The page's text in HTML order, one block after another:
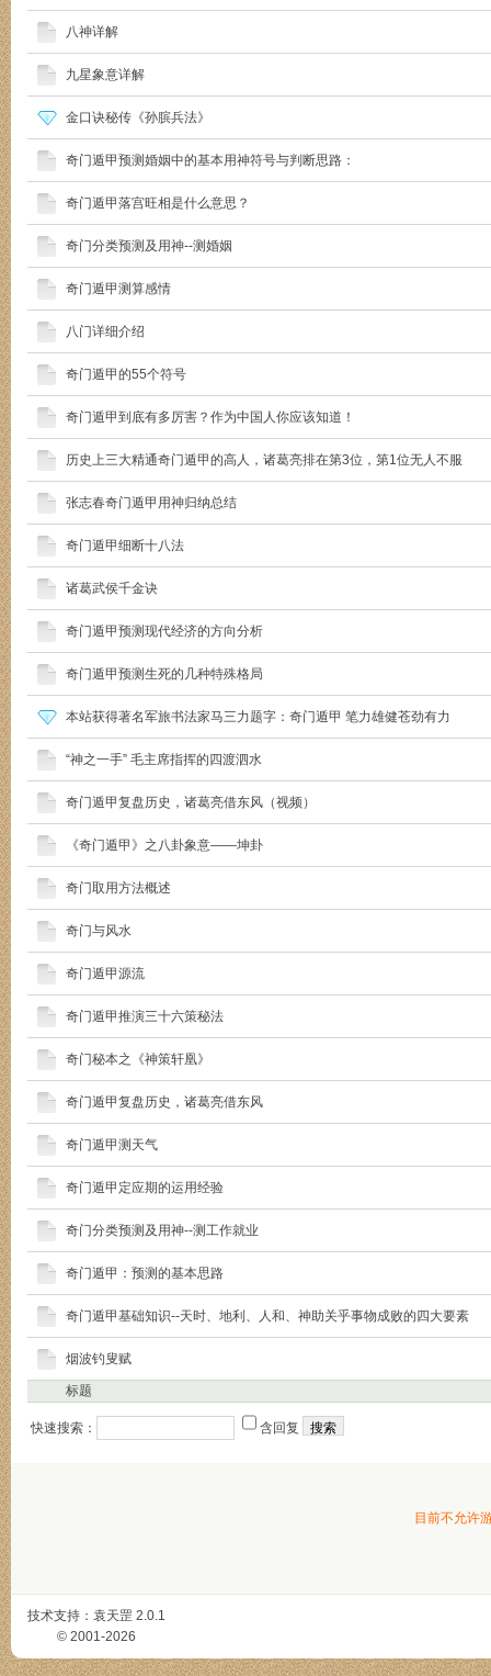
八神详解
九星象意详解
金口诀秘传《孙膑兵法》
奇门遁甲预测婚姻中的基本用神符号与判断思路：
奇门遁甲落宫旺相是什么意思？
奇门分类预测及用神--测婚姻
奇门遁甲测算感情
八门详细介绍
奇门遁甲的55个符号
奇门遁甲到底有多厉害？作为中国人你应该知道！
历史上三大精通奇门遁甲的高人，诸葛亮排在第3位，第1位无人不服
张志春奇门遁甲用神归纳总结
奇门遁甲细断十八法
诸葛武侯千金诀
奇门遁甲预测现代经济的方向分析
奇门遁甲预测生死的几种特殊格局
本站获得著名军旅书法家马三力题字：奇门遁甲 笔力雄健苍劲有力
“神之一手” 毛主席指挥的四渡泗水
奇门遁甲复盘历史，诸葛亮借东风（视频）
《奇门遁甲》之八卦象意——坤卦
奇门取用方法概述
奇门与风水
奇门遁甲源流
奇门遁甲推演三十六策秘法
奇门秘本之《神策轩凰》
奇门遁甲复盘历史，诸葛亮借东风
奇门遁甲测天气
奇门遁甲定应期的运用经验
奇门分类预测及用神--测工作就业
奇门遁甲：预测的基本思路
奇门遁甲基础知识--天时、地利、人和、神助关乎事物成败的四大要素
烟波钓叟赋
标题
快速搜索： 含回复
目前不允许
技术支持： 袁天罡 2.0.1
© 2001-2026